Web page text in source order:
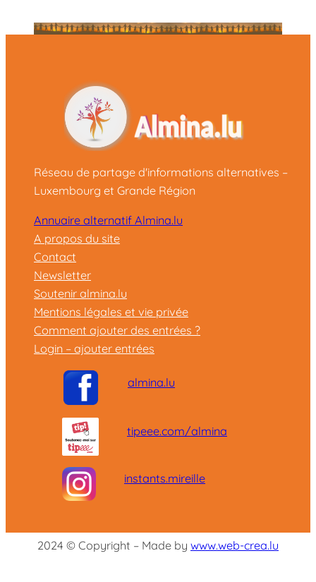
Réseau de partage d'informations alternatives –
Luxembourg et Grande Région
Annuaire alternatif Almina.lu
A propos du site
Contact
Newsletter
Soutenir almina.lu
Mentions légales et vie privée
Comment ajouter des entrées ?
Login – ajouter entrées
almina.lu
tipeee.com/almina
instants.mireille
2024 © Copyright – Made by www.web-crea.lu